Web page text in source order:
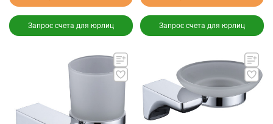
Запрос счета для юрлиц Запрос счета для юрлиц